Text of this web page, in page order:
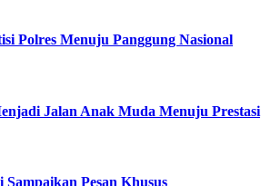
Polres Menuju Panggung Nasional
Jalan Anak Muda Menuju Prestasi
Pesan Khusus